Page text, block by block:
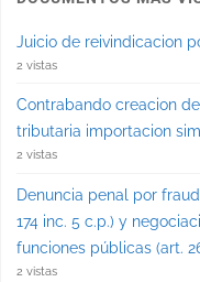
Juicio de reivindicacion
2 vistas
Contrabando creacion
tributaria importacion
2 vistas
Denuncia penal por
174 inc. 5 c.p.) y
funciones públicas (art.
2 vistas